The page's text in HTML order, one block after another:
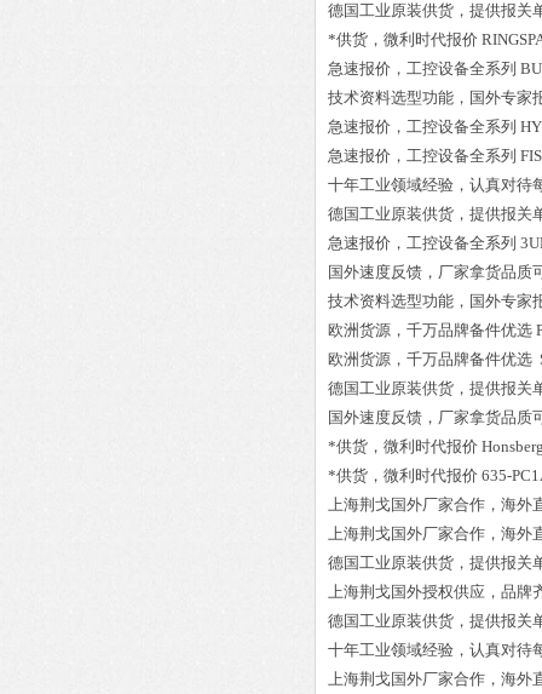
德国工业原装供货，提供报关
*供货，微利时代报价
急速报价，工控设备全系列
技术资料选型功能，国外专家
急速报价，工控设备全系列
急速报价，工控设备全系列
十年工业领域经验，认真对待
德国工业原装供货，提供报关
急速报价，工控设备全系列
国外速度反馈，厂家拿货品质
技术资料选型功能，国外专家
欧洲货源，千万品牌备件优选
欧洲货源，千万品牌备件优选
德国工业原装供货，提供报关
国外速度反馈，厂家拿货品质
*供货，微利时代报价
*供货，微利时代报价 635-
上海荆戈国外厂家合作，海外
上海荆戈国外厂家合作，海外
德国工业原装供货，提供报关
上海荆戈国外授权供应，品牌
德国工业原装供货，提供报关
十年工业领域经验，认真对待
上海荆戈国外厂家合作，海外